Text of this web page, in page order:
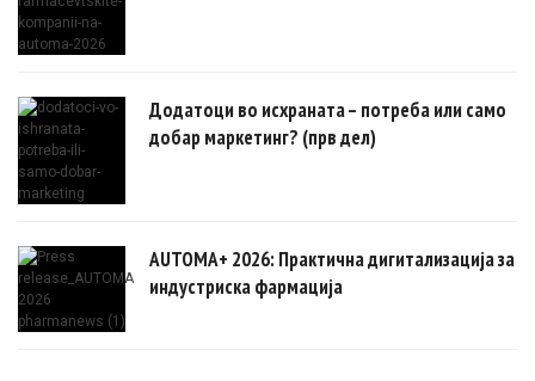
Додатоци во исхраната – потреба или само
добар маркетинг? (прв дел)
AUTOMA+ 2026: Практична дигитализација за
индустриска фармација